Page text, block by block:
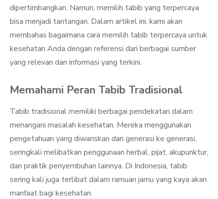
dipertimbangkan. Namun, memilih tabib yang terpercaya
bisa menjadi tantangan. Dalam artikel ini, kami akan
membahas bagaimana cara memilih tabib terpercaya untuk
kesehatan Anda dengan referensi dari berbagai sumber
yang relevan dan informasi yang terkini.
Memahami Peran Tabib Tradisional
Tabib tradisional memiliki berbagai pendekatan dalam
menangani masalah kesehatan. Mereka menggunakan
pengetahuan yang diwariskan dari generasi ke generasi,
seringkali melibatkan penggunaan herbal, pijat, akupunktur,
dan praktik penyembuhan lainnya. Di Indonesia, tabib
sering kali juga terlibat dalam ramuan jamu yang kaya akan
manfaat bagi kesehatan.